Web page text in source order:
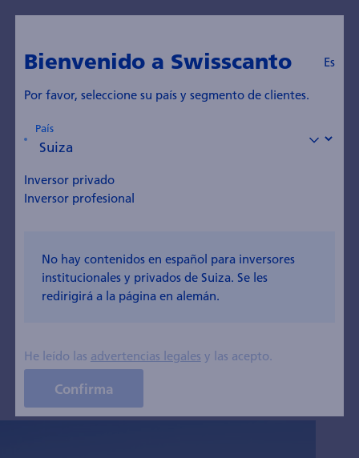
Institucional
Contacto
¿Qué podemos hacer por
de inversión de probada eficacia? Estaremos
encantados de responder a sus preguntas sobre la
gestión de activos de nuestros fondos de inversión.
Bienvenido a Swisscanto Es
Por favor, seleccione su país y segmento de clientes.
País
Inversor privado
Inversor profesional
No hay contenidos en español para inversores
institucionales y privados de Suiza. Se les
redirigirá a la página en alemán.
He leído las advertencias legales y las acepto.
Confirma